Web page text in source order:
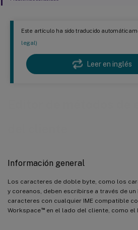
Este artículo ha sido traducido
legal)
Leer en inglés
Información general
Los caracteres de doble byte, como los
y coreanos, deben escribirse a través de un
caracteres con cualquier IME compatible
Workspace™en el lado del cliente, como el